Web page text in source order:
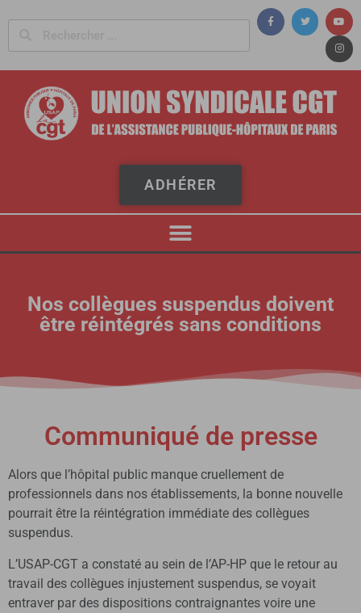
ADHÉRER
Nos collègues suspendus doivent
être réintégrés sans conditions
Communiqué de presse
Alors que l’hôpital public manque cruellement de
professionnels dans nos établissements, la bonne nouvelle
pourrait être la réintégration immédiate des collègues
suspendus.
L’USAP-CGT a constaté au sein de l’AP-HP que le retour au
travail des collègues injustement suspendus, se voyait
entraver par des dispositions contraignantes voire une